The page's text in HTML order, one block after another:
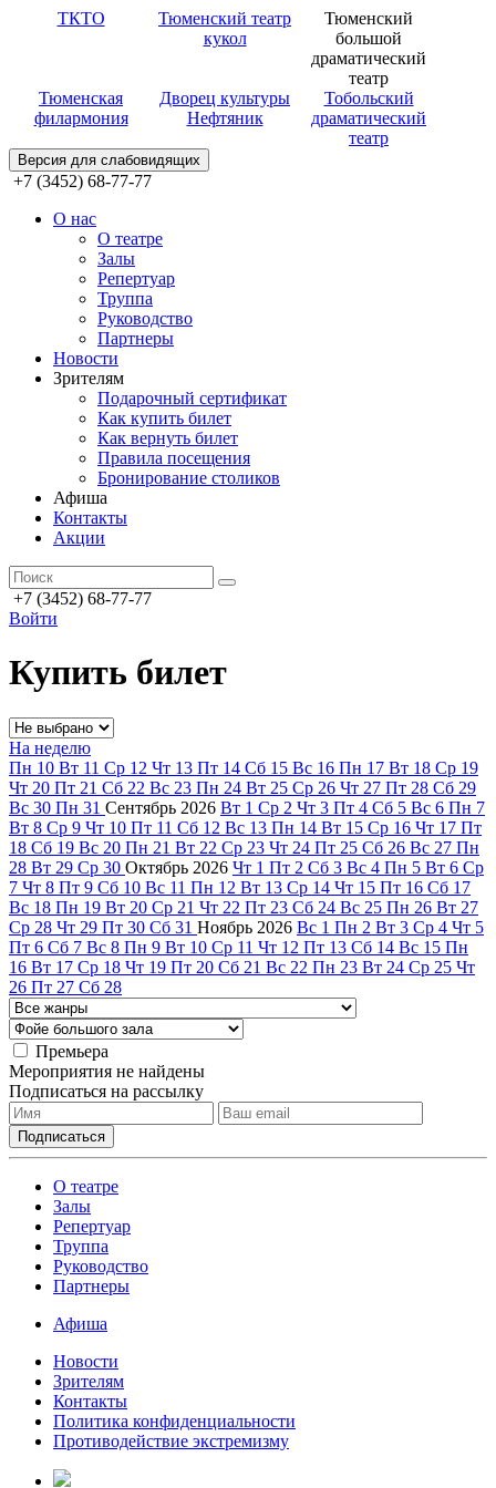
ТКТО
Тюменский театр
кукол
Тюменский
большой
драматический
театр
Тюменская
филармония
Дворец культуры
Нефтяник
Тобольский
драматический
театр
Версия для слабовидящих
+7 (3452) 68-77-77
О нас
О театре
Залы
Репертуар
Труппа
Руководство
Партнеры
Новости
Зрителям
Подарочный сертификат
Как купить билет
Как вернуть билет
Правила посещения
Бронирование столиков
Афиша
Контакты
Акции
+7 (3452) 68-77-77
Войти
Купить билет
На неделю
Пн 10 Вт 11 Ср 12 Чт 13 Пт 14 Сб 15 Вс 16 Пн 17 Вт 18 Ср 19
Чт 20 Пт 21 Сб 22 Вс 23 Пн 24 Вт 25 Ср 26 Чт 27 Пт 28 Сб 29
Вс 30 Пн 31 Сентябрь 2026 Вт 1 Ср 2 Чт 3 Пт 4 Сб 5 Вс 6 Пн 7
Вт 8 Ср 9 Чт 10 Пт 11 Сб 12 Вс 13 Пн 14 Вт 15 Ср 16 Чт 17 Пт
18 Сб 19 Вс 20 Пн 21 Вт 22 Ср 23 Чт 24 Пт 25 Сб 26 Вс 27 Пн
28 Вт 29 Ср 30 Октябрь 2026 Чт 1 Пт 2 Сб 3 Вс 4 Пн 5 Вт 6 Ср
7 Чт 8 Пт 9 Сб 10 Вс 11 Пн 12 Вт 13 Ср 14 Чт 15 Пт 16 Сб 17
Вс 18 Пн 19 Вт 20 Ср 21 Чт 22 Пт 23 Сб 24 Вс 25 Пн 26 Вт 27
Ср 28 Чт 29 Пт 30 Сб 31 Ноябрь 2026 Вс 1 Пн 2 Вт 3 Ср 4 Чт 5
Пт 6 Сб 7 Вс 8 Пн 9 Вт 10 Ср 11 Чт 12 Пт 13 Сб 14 Вс 15 Пн
16 Вт 17 Ср 18 Чт 19 Пт 20 Сб 21 Вс 22 Пн 23 Вт 24 Ср 25 Чт
26 Пт 27 Сб 28
Премьера
Мероприятия не найдены
Подписаться на рассылку
О театре
Залы
Репертуар
Труппа
Руководство
Партнеры
Афиша
Новости
Зрителям
Контакты
Политика конфиденциальности
Противодействие экстремизму